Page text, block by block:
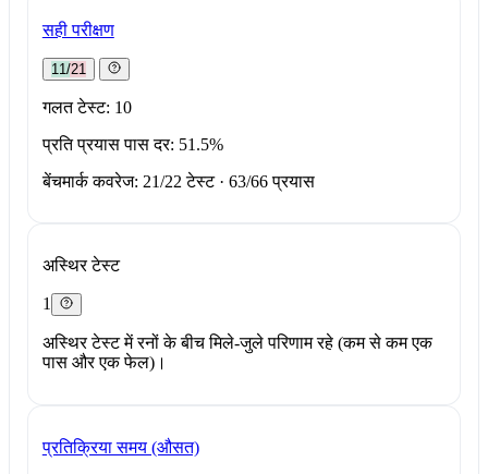
सही परीक्षण
11/21
गलत टेस्ट: 10
प्रति प्रयास पास दर: 51.5%
बेंचमार्क कवरेज: 21/22 टेस्ट · 63/66 प्रयास
अस्थिर टेस्ट
1
अस्थिर टेस्ट में रनों के बीच मिले-जुले परिणाम रहे (कम से कम एक
पास और एक फेल)।
प्रतिक्रिया समय (औसत)